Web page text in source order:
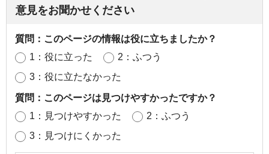
意見をお聞かせください
質問：このページの情報は役に立ちましたか？
1：役に立った
2：ふつう
3：役に立たなかった
質問：このページは見つけやすかったですか？
1：見つけやすかった
2：ふつう
3：見つけにくかった